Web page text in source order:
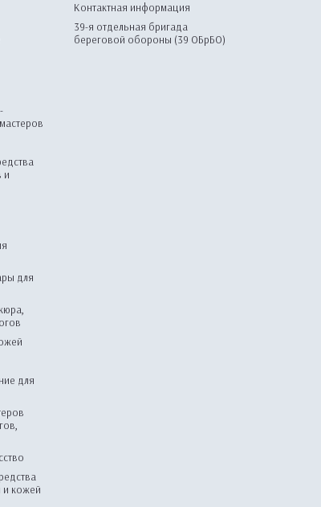
и
для
для
и кожей
Контактная информация
39-я отдельная бригада
береговой обороны (39 ОБрБО)